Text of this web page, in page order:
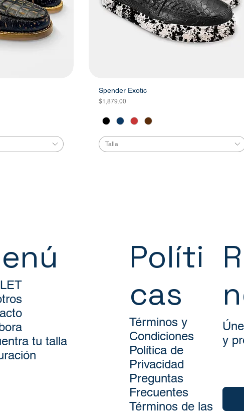
Spender Exotic
Precio
$1,879.00
Talla
tu talla
Políti
cas
Términos y
Condiciones
Política de
Privacidad
Preguntas
Frecuentes
Términos de las
y